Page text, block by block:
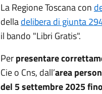
La Regione Toscana con
delladelibera di giunta
il bando "Libri Gratis".
Perpresentare
Cie o Cns, dall’area
del 5 settembre 2025